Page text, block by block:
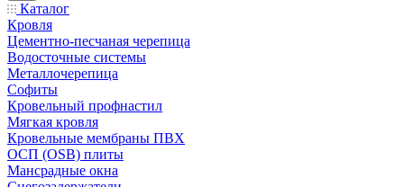
Каталог
Кровля
Цементно-песчаная черепица
Водосточные системы
Металлочерепица
Софиты
Кровельный профнастил
Мягкая кровля
Кровельные мембраны ПВХ
ОСП (OSB) плиты
Мансрадные окна